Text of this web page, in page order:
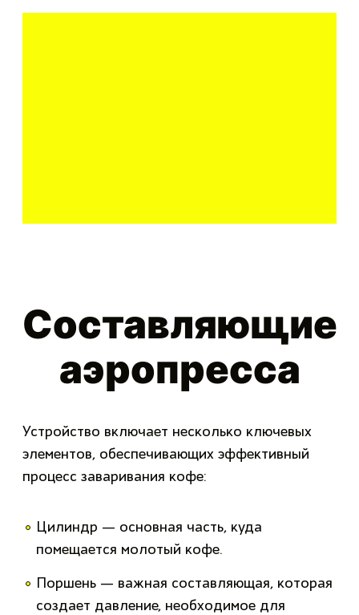
Составляющие
аэропресса
Устройство включает несколько ключевых
элементов, обеспечивающих эффективный
процесс заваривания кофе:
Цилиндр — основная часть, куда
помещается молотый кофе.
Поршень — важная составляющая, которая
создает давление, необходимое для